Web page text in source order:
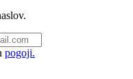
pogoji.